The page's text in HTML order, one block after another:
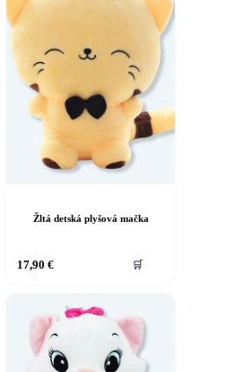
Žltá detská plyšová mačka
17,90 € 🛒